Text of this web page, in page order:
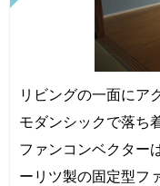
リビングの一面にア
モダンシックで落ち
ファンコンベクター
ーリツ製の固定型フ